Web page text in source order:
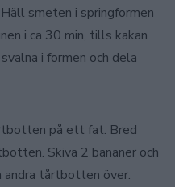
smeten i springformen
i ca 30 min, tills kakan
i formen och dela
på ett fat. Bred
Skiva 2 bananer och
andra tårtbotten över.